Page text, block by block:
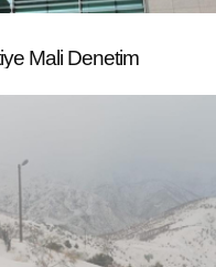
Mali Denetim